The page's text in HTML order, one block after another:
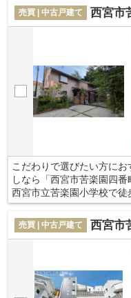
いにはこだわりたい部分
富な不動産情報をお客様
動産がきっと見つかります
売買 | 中古戸建て 西宮市
こだわりで選びたい方に
しなら「西宮市苦楽園四
西宮市立苦楽園小学校で徒
動することができる平坦
リラックスしてお過ごし
に快適なので、きっとお
不動産の購入を検討して
売買 | 中古戸建て 西宮市